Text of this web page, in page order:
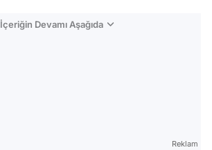
İçeriğin Devamı Aşağıda
Reklam